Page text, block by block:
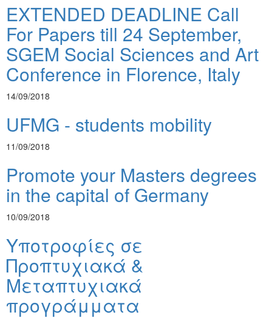
EXTENDED DEADLINE Call
For Papers till 24 September,
SGEM Social Sciences and Art
Conference in Florence, Italy
14/09/2018
UFMG - students mobility
11/09/2018
Promote your Masters degrees
in the capital of Germany
10/09/2018
Υποτροφίες σε
Προπτυχιακά &
Μεταπτυχιακά
προγράμματα